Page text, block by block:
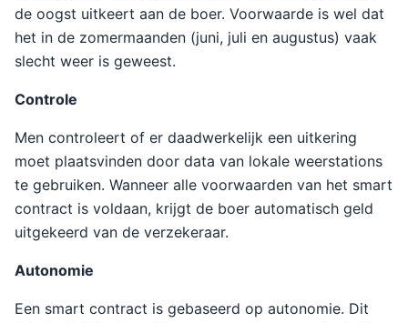
de oogst uitkeert aan de boer. Voorwaarde is wel dat
het in de zomermaanden (juni, juli en augustus) vaak
slecht weer is geweest.
Controle
Men controleert of er daadwerkelijk een uitkering
moet plaatsvinden door data van lokale weerstations
te gebruiken. Wanneer alle voorwaarden van het smart
contract is voldaan, krijgt de boer automatisch geld
uitgekeerd van de verzekeraar.
Autonomie
Een smart contract is gebaseerd op autonomie. Dit